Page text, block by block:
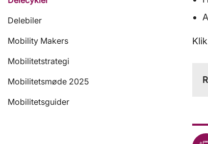
Delebiler
Mobility Makers
Mobilitetstrategi
Mobilitetsmøde 2025
Mobilitetsguider